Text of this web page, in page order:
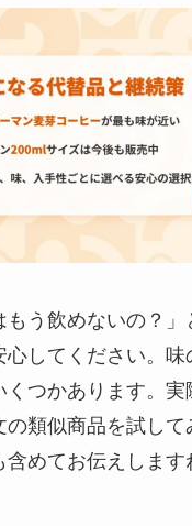
もう飲めないの？
心してください。味
くつかあります。実
の類似商品を試して
めてお伝えします